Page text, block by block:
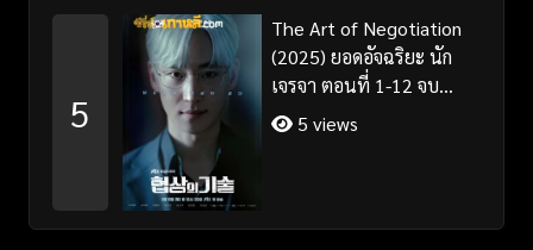
5
The Art of Negotiation
(2025) ยอดอัจฉริยะ นัก
เจรจา ตอนที่ 1-12 จบ
พากย์ไทย/ซับไทย
5 views